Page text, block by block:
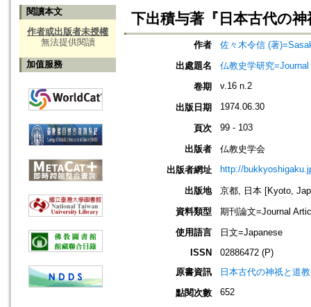
閱讀本文
作者或出版者未授權
無法提供閱讀
加值服務
下出積与著『日本古代の
作者
佐々木令信 (著
出處題名
仏教史学研究
卷期
v.16 n.2
出版日期 1974.06.30
頁次 99 - 103
出版者
仏教史学会
出版者網址
http://
出版地
京都, 日本 [Kyoto,
資料類型
期刊論文=Journal
使用語言
日文=Japanese
ISSN
02886472 (P)
原書資訊
日本古代の神祇と道教
點閱次數
652